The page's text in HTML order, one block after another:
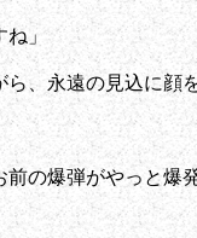
」
、永遠の見込に顔
爆弾がやっと爆